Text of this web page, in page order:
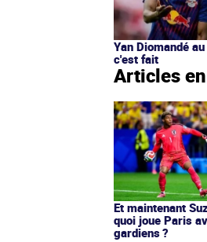
Yan Diomandé
c'est fait
Articles
Et maintenant
quoi joue Paris
gardiens ?